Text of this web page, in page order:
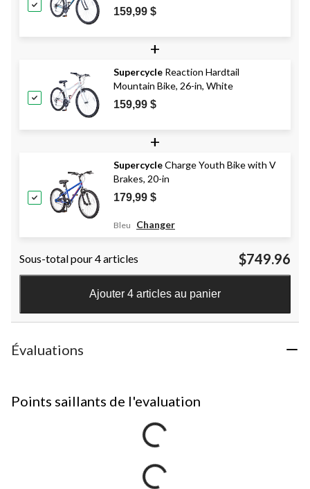
159,99 $
+
Supercycle Reaction Hardtail
Mountain Bike, 26-in, White
159,99 $
+
SupercycleCharge Youth Bike with V
Brakes, 20-in
179,99 $
Bleu Changer
Sous-total pour 4 articles $749.96
Ajouter 4 articles au panier
Évaluations
Points saillants de l'evaluation